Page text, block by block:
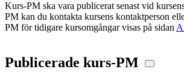
Kurs-PM ska vara publicerat senast vid
PM kan du kontakta kursens kontaktperson
PM för tidigare kursomgångar visas på sidan
Publicerade kurs-PM